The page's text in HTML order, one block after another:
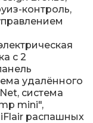
контроль,
с 2
удалённого
система
mini",
распашных